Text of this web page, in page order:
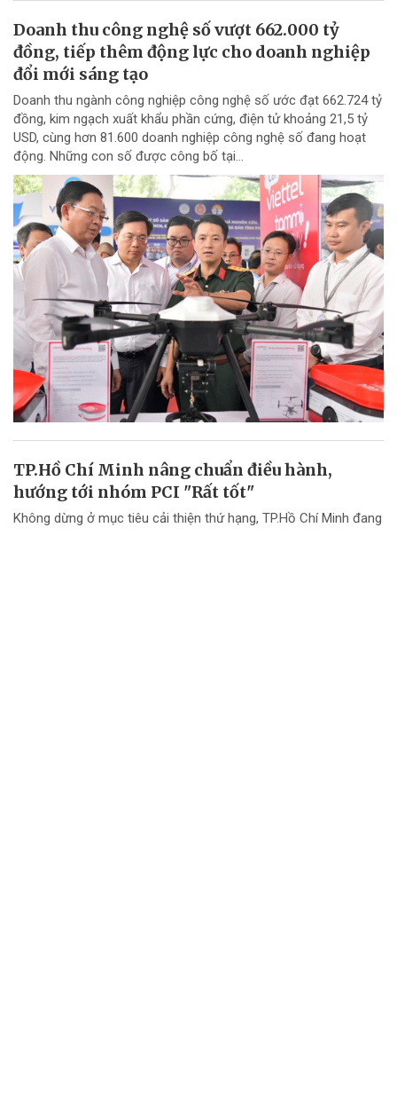
Doanh thu công nghệ số vượt 662.000 tỷ
đồng, tiếp thêm động lực cho doanh nghiệp
đổi mới sáng tạo
Doanh thu ngành công nghiệp công nghệ số ước đạt 662.724 tỷ
đồng, kim ngạch xuất khẩu phần cứng, điện tử khoảng 21,5 tỷ
USD, cùng hơn 81.600 doanh nghiệp công nghệ số đang hoạt
động. Những con số được công bố tại...
TP.Hồ Chí Minh nâng chuẩn điều hành,
hướng tới nhóm PCI "Rất tốt"
Không dừng ở mục tiêu cải thiện thứ hạng, TP.Hồ Chí Minh đang